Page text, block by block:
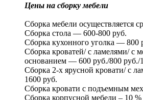
Цены на сборку мебели
Сборка мебели осуществляется
Сборка стола — 600-800 руб.
Сборка кухонного уголка — 800
Сборка кроватей/ с ламелями/ с
основанием — 600 руб./800 руб./
Сборка 2-х ярусной кровати/ с
1600 руб.
Сборка кровати с подъемным
Сборка корпусной мебели – 10 %